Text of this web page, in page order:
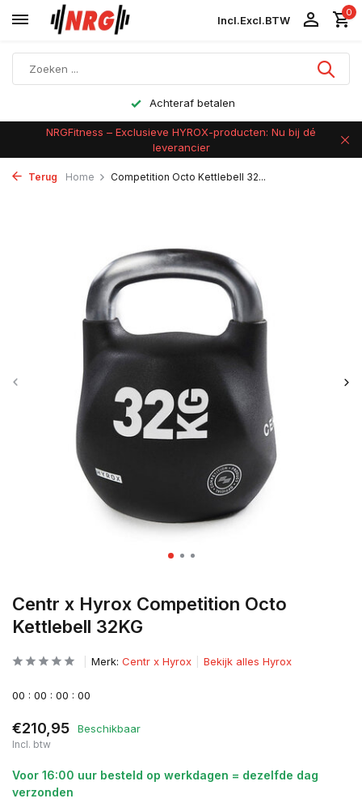
Incl.Excl.BTW
0
Achteraf betalen
NRGFitness – Exclusieve HYROX-producten: Nu bij dé
leverancier
Terug Home Competition Octo Kettlebell 32...
Centr x Hyrox Competition Octo
Kettlebell 32KG
Merk: Centr x Hyrox Bekijk alles Hyrox
00 : 00 : 00 : 00
€210,95 Beschikbaar
Incl. btw
Voor 16:00 uur besteld op werkdagen = dezelfde dag
verzonden